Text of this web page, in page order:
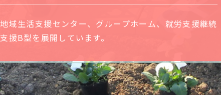
地域生活支援センター、グループホーム、就労支援継続
支援B型を展開しています。